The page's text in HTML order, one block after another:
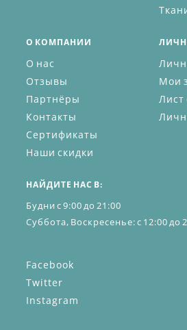
О КОМПАНИИ
О нас
Отзывы
Партнёры
Контакты
Сертификаты
Наши скидки
Мои
Лист
НАЙДИТЕ НАС В:
Будни с 9:00 до 21:00
Суббота, Воскресенье: с 12:00 до
Facebook
Twitter
Instagram